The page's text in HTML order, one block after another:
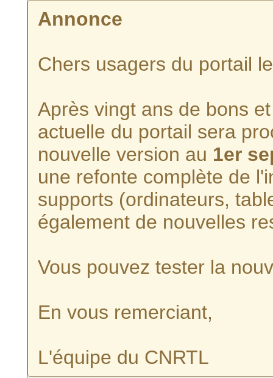
Annonce
Chers usagers du portail
Après vingt ans de bons
actuelle du portail sera
nouvelle version au 1er
une refonte complète de
supports (ordinateurs,
également de nouvelles
Vous pouvez tester la
En vous remerciant,
L'équipe du CNRTL